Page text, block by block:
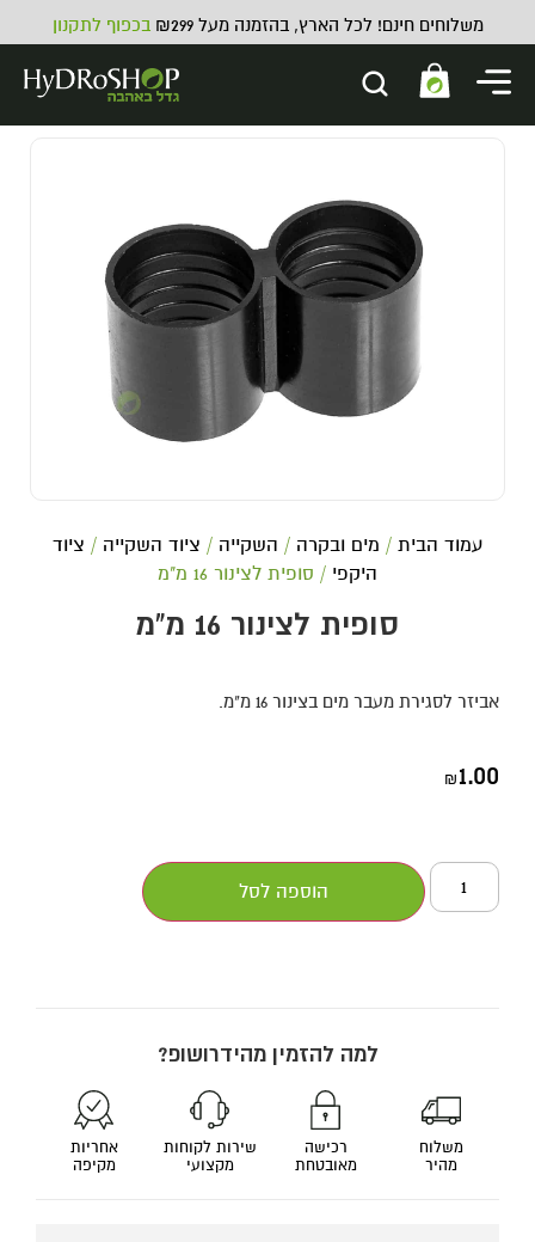
משלוחים חינם! לכל הארץ, בהזמנה מעל ₪299 בכפוף לתקנון
עמוד הבית / מים ובקרה / השקייה / ציוד השקייה / ציוד
היקפי / סופית לצינור 16 מ"מ
סופית לצינור 16 מ"מ
אביזר לסגירת מעבר מים בצינור 16 מ"מ.
₪1.00
הוספה לסל
למה להזמין מהידרושופ?
משלוח
מהיר
רכישה
מאובטחת
שירות לקוחות
מקצועי
אחריות
מקיפה
בקר co2 תוצרת PRO-LEAF
ADD